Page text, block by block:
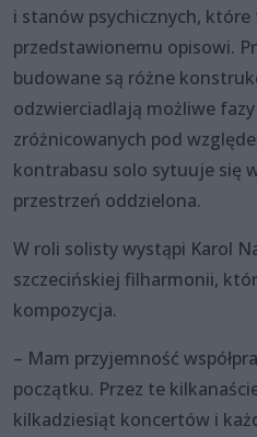
i stanów psychicznych, które
przedstawionemu opisowi.
budowane są różne
odzwierciadlają możliwe fazy
zróżnicowanych pod
kontrabasu solo sytuuje się
przestrzeń oddzielona.
W roli solisty wystąpi Karol
szczecińskiej filharmonii,
kompozycja.
– Mam przyjemność
początku. Przez te
kilkadziesiąt koncertów i